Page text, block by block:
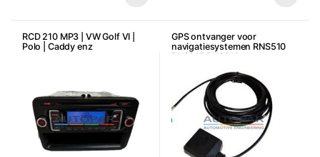
RCD 210 MP3 | VW Golf VI |
Polo | Caddy enz
GPS ontvanger voor
navigatiesystemen RNS510
RNS315 RNS310